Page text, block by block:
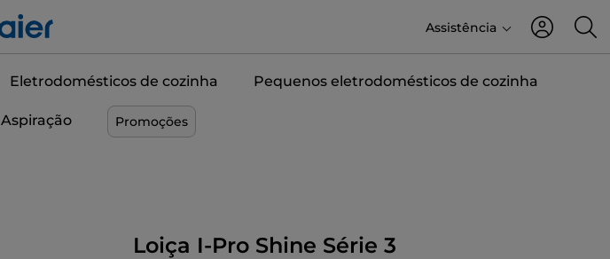
Assistência
Eletrodomésticos de cozinha Pequenos eletrodomésticos de cozinha
Aspiração Promoções
Loiça I-Pro Shine Série 3